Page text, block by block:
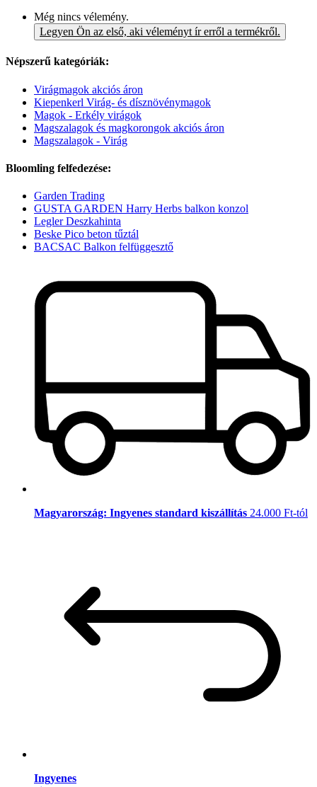
Még nincs vélemény.
Legyen Ön az első, aki véleményt ír erről a termékről.
Népszerű kategóriák:
Virágmagok akciós áron
Kiepenkerl Virág- és dísznövénymagok
Magok - Erkély virágok
Magszalagok és magkorongok akciós áron
Magszalagok - Virág
Bloomling felfedezése:
Garden Trading
GUSTA GARDEN Harry Herbs balkon konzol
Legler Deszkahinta
Beske Pico beton tűztál
BACSAC Balkon felfüggesztő
Magyarország: Ingyenes standard kiszállítás 24.000 Ft-tól
Ingyenes